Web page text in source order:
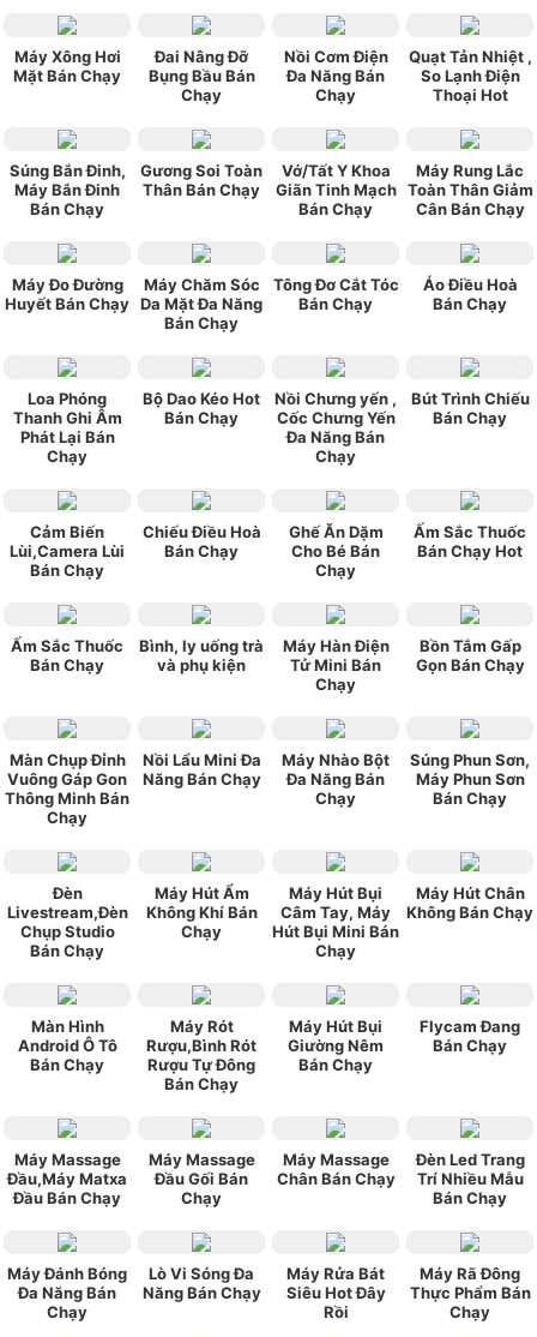
Máy Xông Hơi
Mặt Bán Chạy
Đai Nâng Đỡ
Bụng Bầu Bán
Chạy
Nồi Cơm Điện
Đa Năng Bán
Chạy
Quạt Tản Nhiệt ,
So Lạnh Điện
Thoại Hot
Súng Bắn Đinh,
Máy Bắn Đinh
Bán Chạy
Gương Soi Toàn
Thân Bán Chạy
Vớ/Tất Y Khoa
Giãn Tinh Mạch
Bán Chạy
Máy Rung Lắc
Toàn Thân Giảm
Cân Bán Chạy
Máy Đo Đường
Huyết Bán Chạy
Máy Chăm Sóc
Da Mặt Đa Năng
Bán Chạy
Tông Đơ Cắt Tóc
Bán Chạy
Áo Điều Hoà
Bán Chạy
Loa Phóng
Thanh Ghi Âm
Phát Lại Bán
Chạy
Bộ Dao Kéo Hot
Bán Chạy
Nồi Chưng yến ,
Cốc Chưng Yến
Đa Năng Bán
Chạy
Bút Trình Chiếu
Bán Chạy
Cảm Biến
Lùi,Camera Lùi
Bán Chạy
Chiếu Điều Hoà
Bán Chạy
Ghế Ăn Dặm
Cho Bé Bán
Chạy
Ấm Sắc Thuốc
Bán Chạy Hot
Ấm Sắc Thuốc
Bán Chạy
Bình, ly uống trà
và phụ kiện
Máy Hàn Điện
Tử Mini Bán
Chạy
Bồn Tắm Gấp
Gọn Bán Chạy
Màn Chụp Đỉnh
Vuông Gáp Gon
Thông Minh Bán
Chạy
Nồi Lẩu Mini Đa
Năng Bán Chạy
Máy Nhào Bột
Đa Năng Bán
Chạy
Súng Phun Sơn,
Máy Phun Sơn
Bán Chạy
Đèn
Livestream,Đèn
Chụp Studio
Bán Chạy
Máy Hút Ẩm
Không Khí Bán
Chạy
Máy Hút Bụi
Câm Tay, Máy
Hút Bụi Mini Bán
Chạy
Máy Hút Chân
Không Bán Chạy
Màn Hình
Android Ô Tô
Bán Chạy
Máy Rót
Rượu,Bình Rót
Rượu Tự Đông
Bán Chạy
Máy Hút Bụi
Giường Nêm
Bán Chạy
Flycam Đang
Bán Chạy
Máy Massage
Đầu,Máy Matxa
Đầu Bán Chạy
Máy Massage
Đầu Gối Bán
Chạy
Máy Massage
Chân Bán Chạy
Đèn Led Trang
Trí Nhiều Mẫu
Bán Chạy
Máy Đánh Bóng
Đa Năng Bán
Chạy
Lò Vi Sóng Đa
Năng Bán Chạy
Máy Rửa Bát
Siêu Hot Đây
Rồi
Máy Rã Đông
Thực Phẩm Bán
Chạy